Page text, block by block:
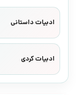
ادبیات داستانی
ادبیات کردی